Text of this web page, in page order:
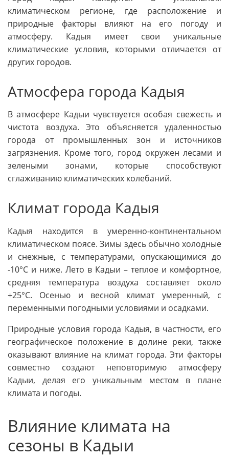
климатическом регионе, где расположение и
природные факторы влияют на его погоду и
атмосферу. Кадыя имеет свои уникальные
климатические условия, которыми отличается от
других городов.
Атмосфера города Кадыя
В атмосфере Кадыи чувствуется особая свежесть и
чистота воздуха. Это объясняется удаленностью
города от промышленных зон и источников
загрязнения. Кроме того, город окружен лесами и
зелеными зонами, которые способствуют
сглаживанию климатических колебаний.
Климат города Кадыя
Кадыя находится в умеренно-континентальном
климатическом поясе. Зимы здесь обычно холодные
и снежные, с температурами, опускающимися до
-10°C и ниже. Лето в Кадыи – теплое и комфортное,
средняя температура воздуха составляет около
+25°C. Осенью и весной климат умеренный, с
переменными погодными условиями и осадками.
Природные условия города Кадыя, в частности, его
географическое положение в долине реки, также
оказывают влияние на климат города. Эти факторы
совместно создают неповторимую атмосферу
Кадыи, делая его уникальным местом в плане
климата и погоды.
Влияние климата на
сезоны в Кадыи